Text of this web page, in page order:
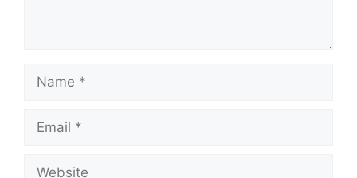
Name
Email
Website